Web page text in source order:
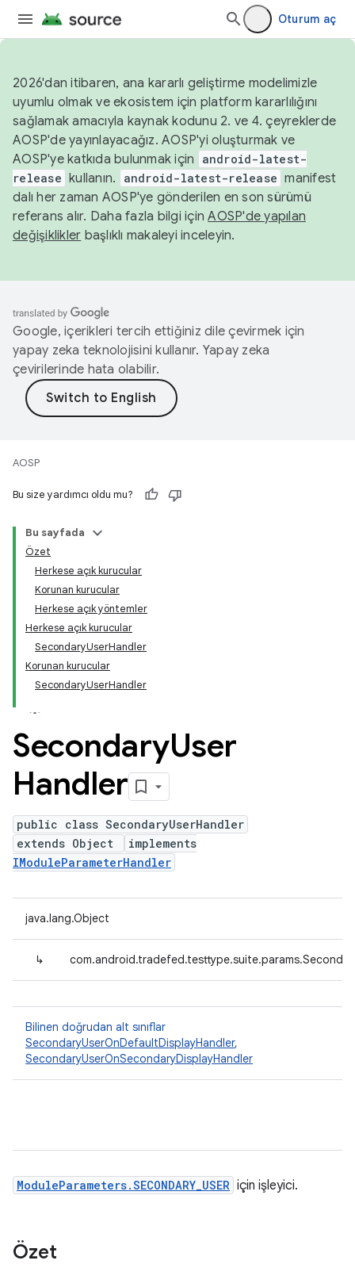
Oturum aç
2026'dan itibaren, ana kararlı geliştirme modelimizle
uyumlu olmak ve ekosistem için platform kararlılığını
sağlamak amacıyla kaynak kodunu 2. ve 4. çeyreklerde
AOSP'de yayınlayacağız. AOSP'yi oluşturmak ve
AOSP'ye katkıda bulunmak için
android-latest-
release kullanın. android-latest-release manifest
dalı her zaman AOSP'ye gönderilen en son sürümü
referans alır. Daha fazla bilgi içinAOSP'de yapılan
değişiklikler başlıklı makaleyi inceleyin.
Google, içerikleri tercih ettiğiniz dile çevirmek için
yapay zeka teknolojisini kullanır. Yapay zeka
çevirilerinde hata olabilir.
AOSP
Bu size yardımcı oldu mu?
Bu sayfada
Özet
Herkese açık kurucular
Korunan kurucular
Herkese açık yöntemler
Herkese açık kurucular
SecondaryUserHandler
Korunan kurucular
SecondaryUserHandler
SecondaryUser
Handler
public class SecondaryUserHandler
extends Object
implements
IModuleParameterHandler
java.lang.Object
↳
Bilinen doğrudan alt sınıflar
SecondaryUserOnDefaultDisplayHandler,
SecondaryUserOnSecondaryDisplayHandler
ModuleParameters.SECONDARY_USER için işleyici.
Özet